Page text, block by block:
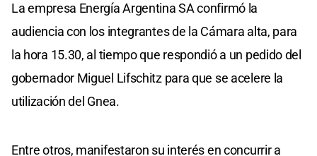
La empresa Energía Argentina SA confirmó la
audiencia con los integrantes de la Cámara alta, para
la hora 15.30, al tiempo que respondió a un pedido del
gobernador Miguel Lifschitz para que se acelere la
utilización del Gnea.
Entre otros, manifestaron su interés en concurrir a